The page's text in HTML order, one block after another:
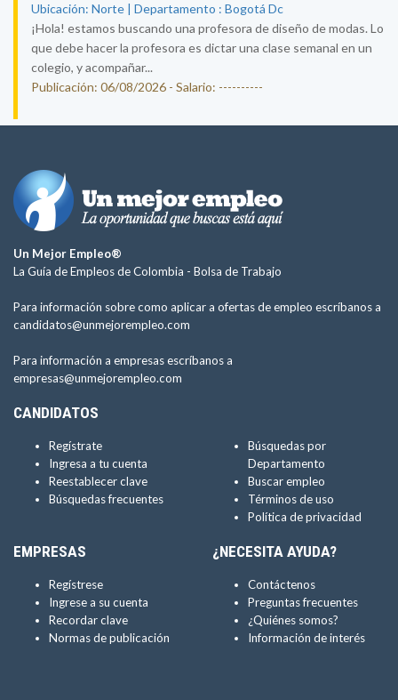
Ubicación: Norte | Departamento : Bogotá Dc
¡Hola! estamos buscando una profesora de diseño de modas. Lo
que debe hacer la profesora es dictar una clase semanal en un
colegio, y acompañar...
Publicación: 06/08/2026 - Salario: ----------
Un Mejor Empleo®
La Guía de Empleos de Colombia - Bolsa de Trabajo
Para información sobre como aplicar a ofertas de empleo escríbanos a
candidatos@unmejorempleo.com
Para información a empresas escríbanos a
empresas@unmejorempleo.com
CANDIDATOS
Regístrate
Ingresa a tu cuenta
Reestablecer clave
Búsquedas frecuentes
Búsquedas por
Departamento
Buscar empleo
Términos de uso
Política de privacidad
EMPRESAS
Regístrese
Ingrese a su cuenta
Recordar clave
Normas de publicación
¿NECESITA AYUDA?
Contáctenos
Preguntas frecuentes
¿Quiénes somos?
Información de interés